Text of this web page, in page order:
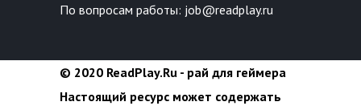
По вопросам работы: job@readplay.ru
© 2020 ReadPlay.Ru - рай для геймера
Настоящий ресурс может содержать